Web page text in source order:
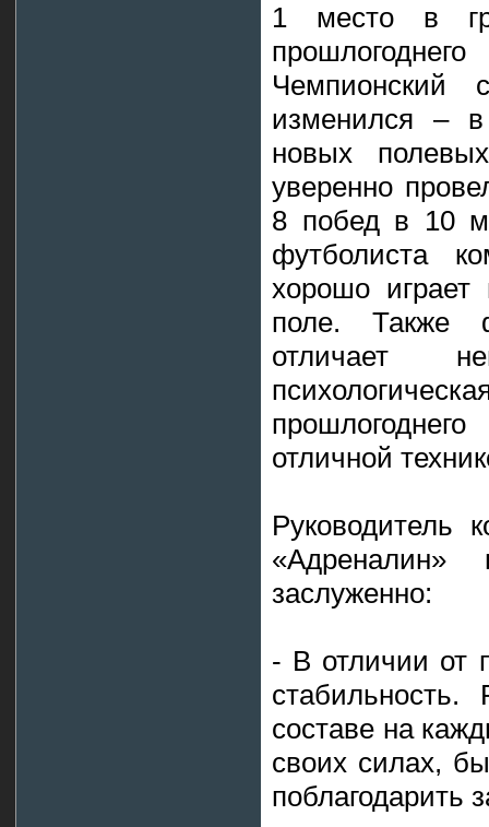
1 место в
Чемпионский
изменился –
новых
уверенно
8 побед в 10
футболиста
хорошо играет
поле. Также
отличает
отличной
Руководитель
заслуженно:
- В отличии от
составе на
своих силах,
поблагодарить